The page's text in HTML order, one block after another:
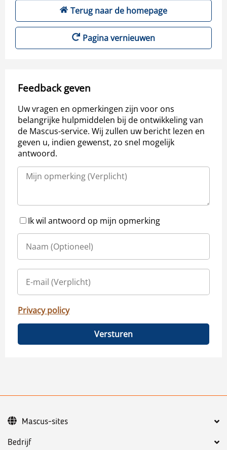
Terug naar de homepage
Pagina vernieuwen
Feedback geven
Uw vragen en opmerkingen zijn voor ons
belangrijke hulpmiddelen bij de ontwikkeling van
de Mascus-service. Wij zullen uw bericht lezen en
geven u, indien gewenst, zo snel mogelijk
antwoord.
Ik wil antwoord op mijn opmerking
Privacy policy
Versturen
Bedrijf
Mascus-sites